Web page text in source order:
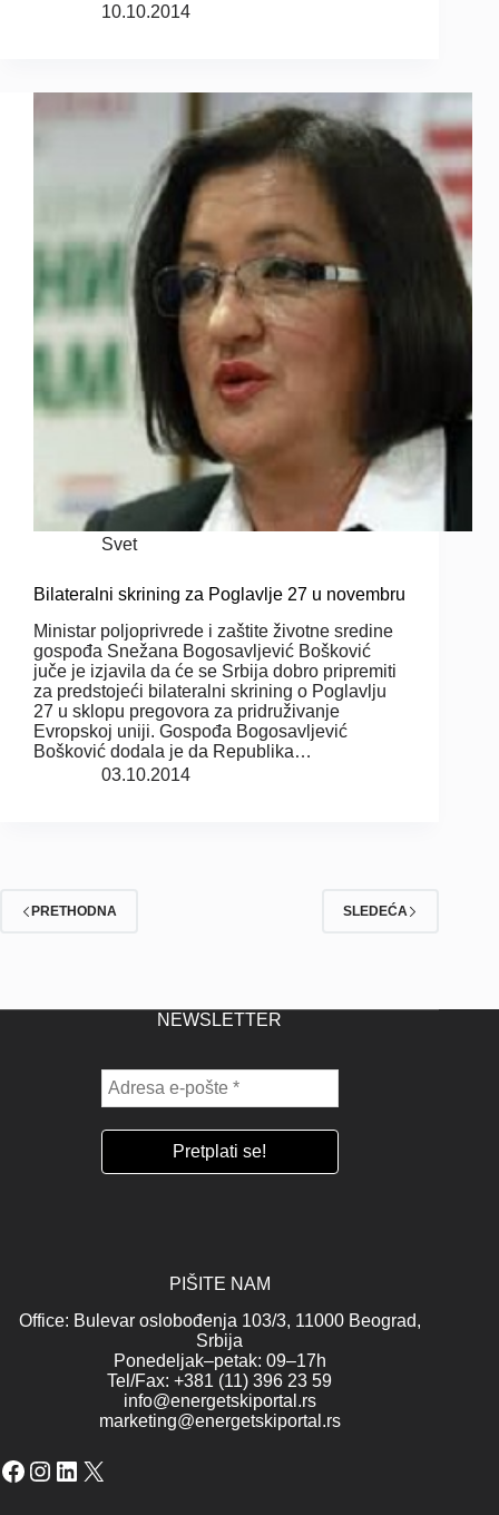
10.10.2014
Svet
Bilateralni skrining za Poglavlje 27 u novembru
Ministar poljoprivrede i zaštite životne sredine
gospođa Snežana Bogosavljević Bošković
juče je izjavila da će se Srbija dobro pripremiti
za predstojeći bilateralni skrining o Poglavlju
27 u sklopu pregovora za pridruživanje
Evropskoj uniji. Gospođa Bogosavljević
Bošković dodala je da Republika…
03.10.2014
PRETHODNA SLEDEĆA
NEWSLETTER
PIŠITE NAM
Office: Bulevar oslobođenja 103/3, 11000 Beograd,
Srbija
Ponedeljak–petak: 09–17h
Tel/Fax: +381 (11) 396 23 59
info@energetskiportal.rs
marketing@energetskiportal.rs
Facebook
Instagram
LinkedIn
X